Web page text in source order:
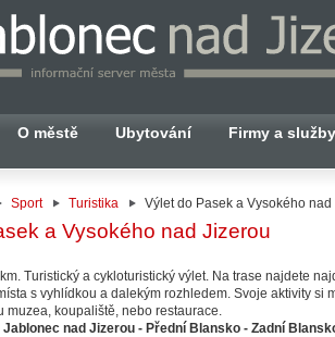
O městě Ubytování Firmy a služby
Sport Turistika Výlet do Pasek a Vysokého
a Vysokého nad Jizerou
Turistický a cykloturistický výlet. Na trase najdete
s vyhlídkou a dalekým rozhledem. Svoje aktivity si
muzea, koupaliště, nebo restaurace.
Jablonec nad Jizerou - Přední Blansko - Zadní